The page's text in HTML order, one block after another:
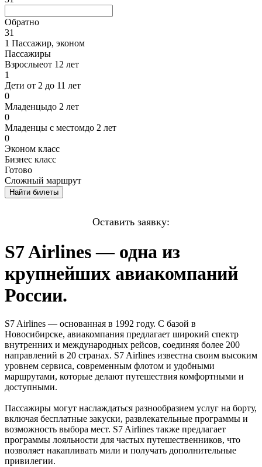
Обратно
31
1 Пассажир, эконом
Пассажиры
Взрослыеот 12 лет
1
Дети от 2 до 11 лет
0
Младенцыдо 2 лет
0
Младенцы с местомдо 2 лет
0
Эконом класс
Бизнес класс
Готово
Сложный маршрут
Найти билеты
Оставить заявку:
S7 Airlines — одна из
крупнейших авиакомпаний
России.
S7 Airlines — основанная в 1992 году. С базой в
Новосибирске, авиакомпания предлагает широкий спектр
внутренних и международных рейсов, соединяя более 200
направлений в 20 странах. S7 Airlines известна своим высоким
уровнем сервиса, современным флотом и удобными
маршрутами, которые делают путешествия комфортными и
доступными.
Пассажиры могут наслаждаться разнообразием услуг на борту,
включая бесплатные закуски, развлекательные программы и
возможность выбора мест. S7 Airlines также предлагает
программы лояльности для частых путешественников, что
позволяет накапливать мили и получать дополнительные
привилегии.